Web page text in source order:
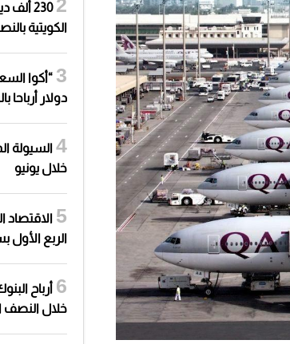
230
الكويتية
دولار أرباحا
خلال يونيو
الربع
خلال النصف